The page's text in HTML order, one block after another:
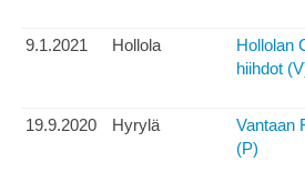
9.1.2021
Hollola
Hollolan
hiihdot
19.9.2020
Hyrylä
Vantaan
(P)